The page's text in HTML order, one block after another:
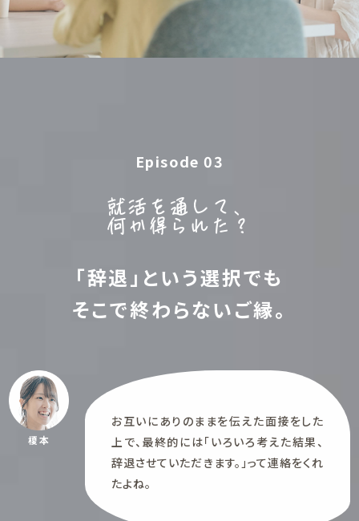
Episode 03
就活を通して、
何か得られた？
「辞退」という選択でも
そこで終わらないご縁。
榎本
お互いにありのままを伝えた面接をした
上で、最終的には「いろいろ考えた結果、
辞退させていただきます。」って連絡をくれ
たよね。